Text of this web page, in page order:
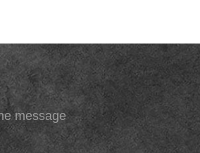
message